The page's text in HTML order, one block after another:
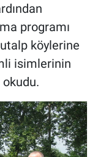
programı
köylerine
isimlerinin